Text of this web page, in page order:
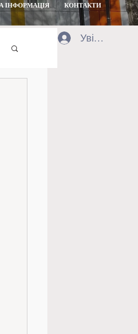
ІНФОРМАЦІЯ КОНТАКТИ
Увійти